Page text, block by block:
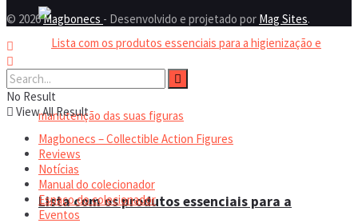
Lista com os produtos essenciais para a
© 2026Magbonecs - Desenvolvido e projetado por Mag Sites.
No Result
View All Result
Magbonecs – Collectible Action Figures
Reviews
Notícias
Manual do colecionador
Espaço do colecionador
Eventos